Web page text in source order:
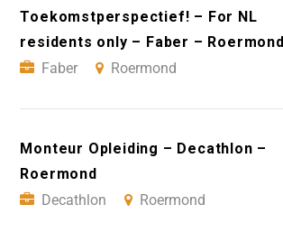
Toekomstperspectief! – For NL
residents only – Faber – Roermond
Faber
Roermond
Monteur Opleiding – Decathlon –
Roermond
Decathlon
Roermond